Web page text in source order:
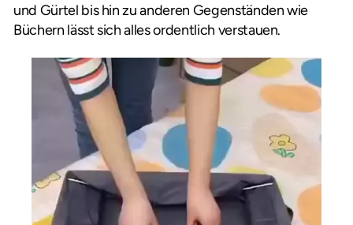
und Gürtel bis hin zu anderen Gegenständen wie
Büchern lässt sich alles ordentlich verstauen.